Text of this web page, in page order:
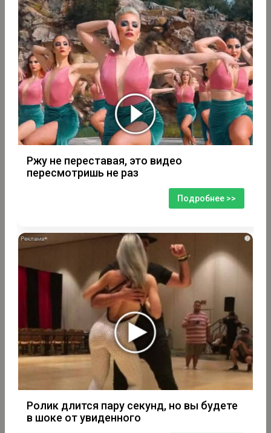
Ржу не переставая, это видео
пересмотришь не раз
Подробнее >>
i
Ролик длится пару секунд, но вы будете
в шоке от увиденного